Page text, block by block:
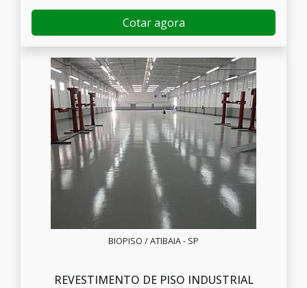
Cotar agora
BIOPISO / ATIBAIA - SP
REVESTIMENTO DE PISO INDUSTRIAL